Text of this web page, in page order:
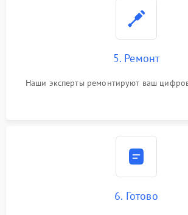
5. Ремонт
Наши эксперты ремонтируют ваш
6. Готово